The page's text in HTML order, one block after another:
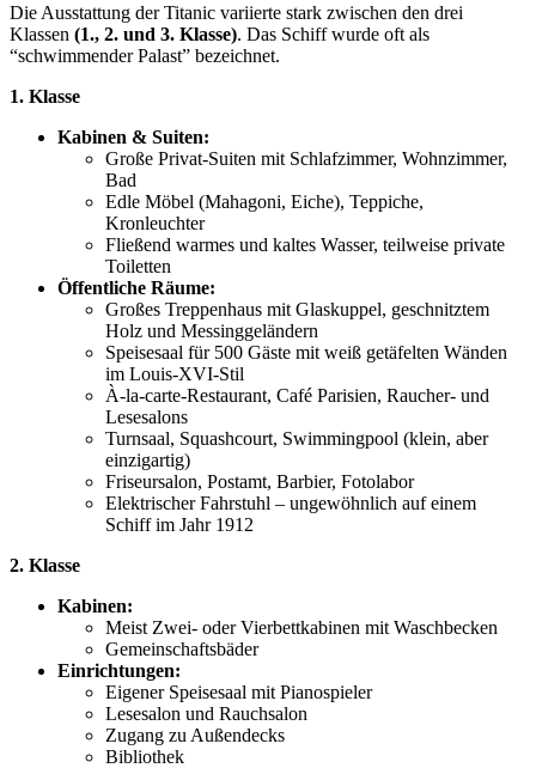
Die Ausstattung der Titanic variierte stark zwischen den drei
Klassen (1., 2. und 3. Klasse). Das Schiff wurde oft als
“schwimmender Palast” bezeichnet.
1. Klasse
Kabinen & Suiten:
Große Privat-Suiten mit Schlafzimmer, Wohnzimmer,
Bad
Edle Möbel (Mahagoni, Eiche), Teppiche,
Kronleuchter
Fließend warmes und kaltes Wasser, teilweise private
Toiletten
Öffentliche Räume:
Großes Treppenhaus mit Glaskuppel, geschnitztem
Holz und Messinggeländern
Speisesaal für 500 Gäste mit weiß getäfelten Wänden
im Louis-XVI-Stil
À-la-carte-Restaurant, Café Parisien, Raucher- und
Lesesalons
Turnsaal, Squashcourt, Swimmingpool (klein, aber
einzigartig)
Friseursalon, Postamt, Barbier, Fotolabor
Elektrischer Fahrstuhl – ungewöhnlich auf einem
Schiff im Jahr 1912
2. Klasse
Kabinen:
Meist Zwei- oder Vierbettkabinen mit Waschbecken
Gemeinschaftsbäder
Einrichtungen:
Eigener Speisesaal mit Pianospieler
Lesesalon und Rauchsalon
Zugang zu Außendecks
Bibliothek